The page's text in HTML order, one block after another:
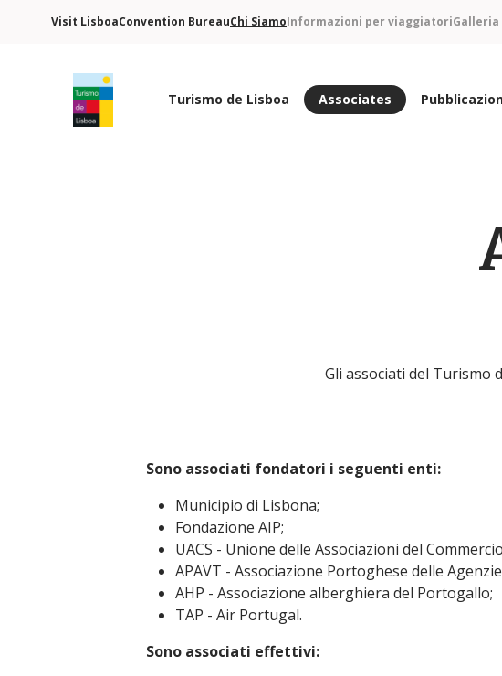
Visit LisboaConvention BureauChi SiamoInformazioni per viaggiatoriGalleria
Turismo de Lisboa Associates
Gli associati del Turismo
Sono associati fondatori i seguenti enti:
Municipio di Lisbona;
Fondazione AIP;
UACS - Unione delle Associazioni del
APAVT - Associazione Portoghese delle
AHP - Associazione alberghiera del Portogallo;
TAP - Air Portugal.
Sono associati effettivi: